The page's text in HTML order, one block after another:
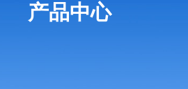
产品中心